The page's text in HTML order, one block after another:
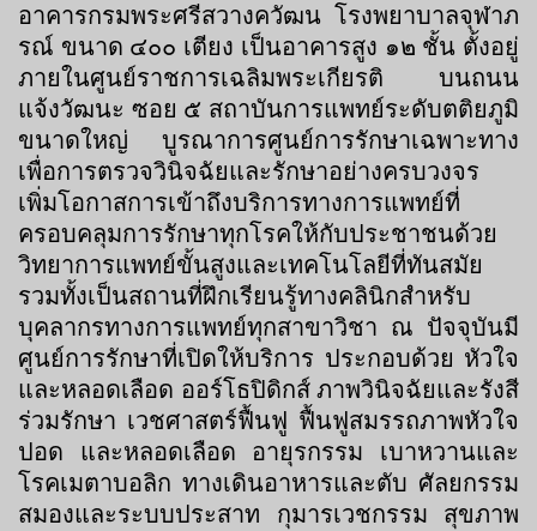
อาคารกรมพระศรีสวางควัฒน โรงพยาบาลจุฬาภ
รณ์ ขนาด ๔๐๐ เตียง เป็นอาคารสูง ๑๒ ชั้น ตั้งอยู่
ภายในศูนย์ราชการเฉลิมพระเกียรติ บนถนน
แจ้งวัฒนะ ซอย ๕ สถาบันการแพทย์ระดับตติยภูมิ
ขนาดใหญ่ บูรณาการศูนย์การรักษาเฉพาะทาง
เพื่อการตรวจวินิจฉัยและรักษาอย่างครบวงจร
เพิ่มโอกาสการเข้าถึงบริการทางการแพทย์ที่
ครอบคลุมการรักษาทุกโรคให้กับประชาชนด้วย
วิทยาการแพทย์ขั้นสูงและเทคโนโลยีที่ทันสมัย
รวมทั้งเป็นสถานที่ฝึกเรียนรู้ทางคลินิกสำหรับ
บุคลากรทางการแพทย์ทุกสาขาวิชา ณ ปัจจุบันมี
ศูนย์การรักษาที่เปิดให้บริการ ประกอบด้วย หัวใจ
และหลอดเลือด ออร์โธปิดิกส์ ภาพวินิจฉัยและรังสี
ร่วมรักษา เวชศาสตร์ฟื้นฟู ฟื้นฟูสมรรถภาพหัวใจ
ปอด และหลอดเลือด อายุรกรรม เบาหวานและ
โรคเมตาบอลิก ทางเดินอาหารและตับ ศัลยกรรม
สมองและระบบประสาท กุมารเวชกรรม สุขภาพ